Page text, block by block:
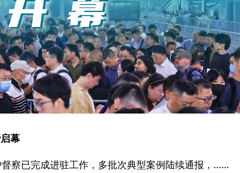
幕
察已完成进驻工作，多批次典型案例陆续通报，……